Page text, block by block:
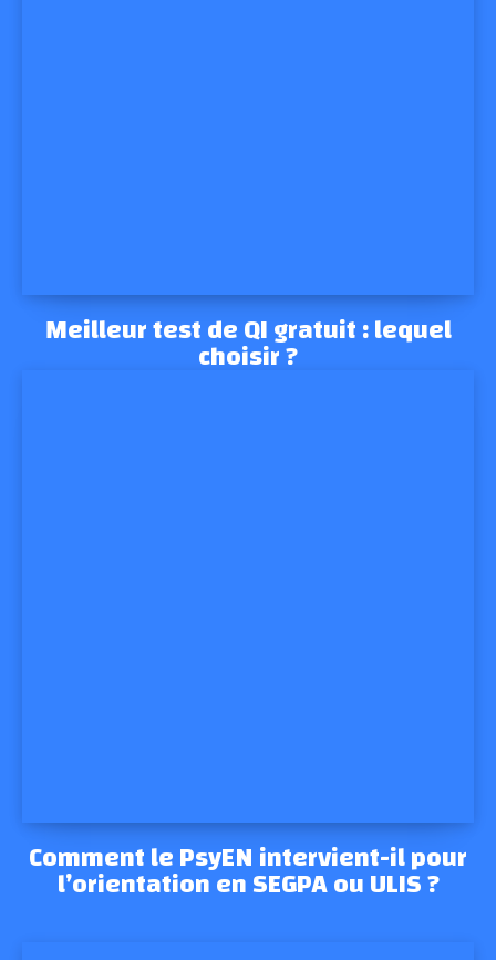
Meilleur test de QI gratuit : lequel
choisir ?
Comment le PsyEN intervient-il pour
l’orientation en SEGPA ou ULIS ?